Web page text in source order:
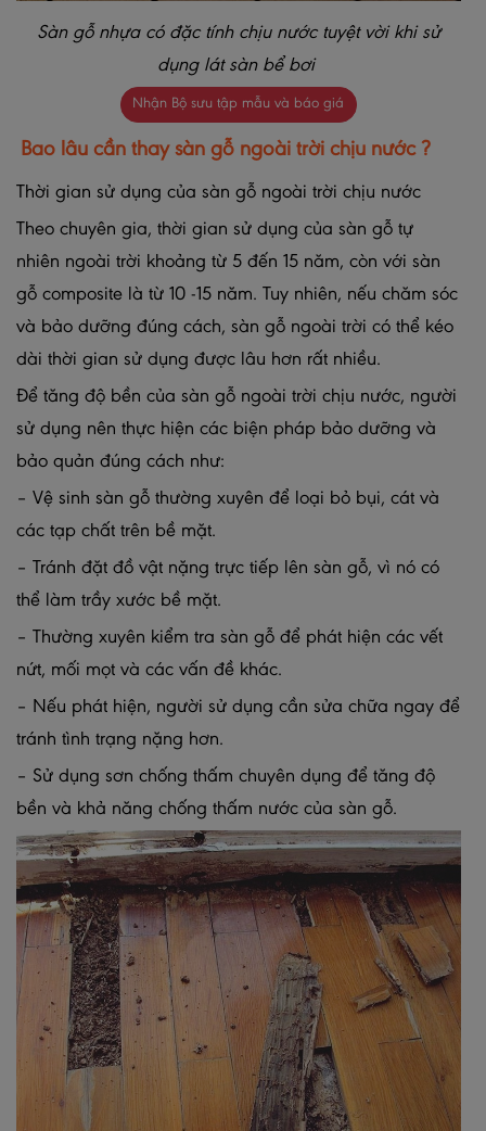
Sàn gỗ nhựa có đặc tính chịu nước tuyệt vời khi sử
dụng lát sàn bể bơi
Nhận Bộ sưu tập mẫu và báo giá
Bao lâu cần thay sàn gỗ ngoài trời chịu nước ?
Thời gian sử dụng của sàn gỗ ngoài trời chịu nước
Theo chuyên gia, thời gian sử dụng của sàn gỗ tự
nhiên ngoài trời khoảng từ 5 đến 15 năm, còn với sàn
gỗ composite là từ 10 -15 năm. Tuy nhiên, nếu chăm sóc
và bảo dưỡng đúng cách, sàn gỗ ngoài trời có thể kéo
dài thời gian sử dụng được lâu hơn rất nhiều.
Để tăng độ bền của sàn gỗ ngoài trời chịu nước, người
sử dụng nên thực hiện các biện pháp bảo dưỡng và
bảo quản đúng cách như:
– Vệ sinh sàn gỗ thường xuyên để loại bỏ bụi, cát và
các tạp chất trên bề mặt.
– Tránh đặt đồ vật nặng trực tiếp lên sàn gỗ, vì nó có
thể làm trầy xước bề mặt.
– Thường xuyên kiểm tra sàn gỗ để phát hiện các vết
nứt, mối mọt và các vấn đề khác.
– Nếu phát hiện, người sử dụng cần sửa chữa ngay để
tránh tình trạng nặng hơn.
– Sử dụng sơn chống thấm chuyên dụng để tăng độ
bền và khả năng chống thấm nước của sàn gỗ.